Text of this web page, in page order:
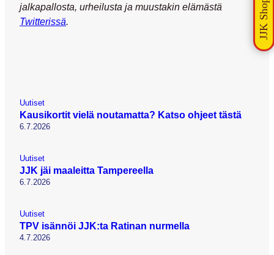
jalkapallosta, urheilusta ja muustakin elämästä
Twitterissä.
Uutiset
Kausikortit vielä noutamatta? Katso ohjeet tästä
6.7.2026
Uutiset
JJK jäi maaleitta Tampereella
6.7.2026
Uutiset
TPV isännöi JJK:ta Ratinan nurmella
4.7.2026